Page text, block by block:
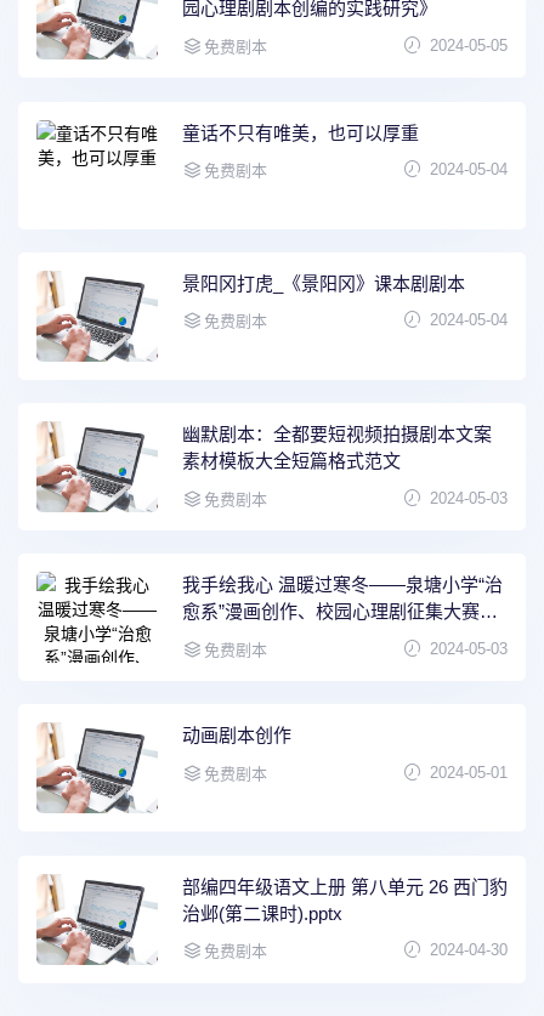
园心理剧剧本创编的实践研究》
免费剧本 2024-05-05
童话不只有唯美，也可以厚重
免费剧本 2024-05-04
景阳冈打虎_《景阳冈》课本剧剧本
免费剧本 2024-05-04
幽默剧本：全都要短视频拍摄剧本文案
素材模板大全短篇格式范文
免费剧本 2024-05-03
我手绘我心 温暖过寒冬——泉塘小学“治
愈系”漫画创作、校园心理剧征集大赛开
始啦
免费剧本 2024-05-03
动画剧本创作
免费剧本 2024-05-01
部编四年级语文上册 第八单元 26 西门豹
治邺(第二课时).pptx
免费剧本 2024-04-30